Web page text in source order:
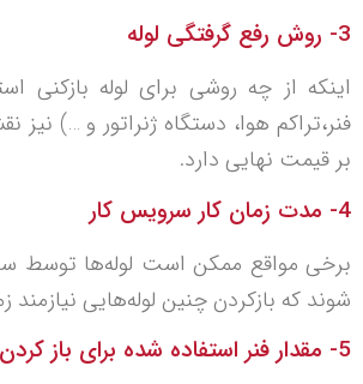
3- روش رفع گرفتگی لوله
اینکه از چه روشی برای لوله بازکنی
فنر،تراکم هوا، دستگاه ژنراتور و …)
بر قیمت نهایی دارد.
4- مدت زمان کار سرویس کار
برخی مواقع ممکن است لوله‌ها توسط
شوند که بازکردن چنین لوله‌هایی
5- مقدار فنر استفاده شده برای باز کردن لوله مسدود شده